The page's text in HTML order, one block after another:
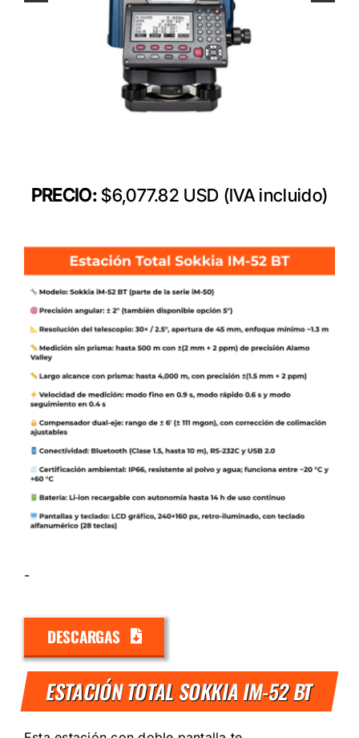
PRECIO:$6,077.82 USD (IVA incluido)
-
ESTACIÓN TOTAL SOKKIA IM-52 BT
DESCARGAS